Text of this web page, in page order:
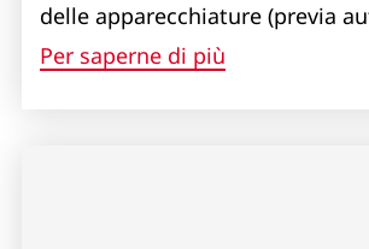
delle apparecchiature (previa
Per saperne di più